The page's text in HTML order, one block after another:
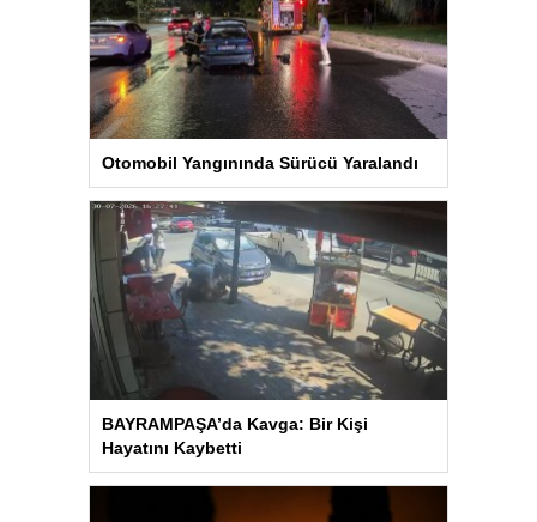
Otomobil Yangınında Sürücü Yaralandı
BAYRAMPAŞA’da Kavga: Bir Kişi
Hayatını Kaybetti